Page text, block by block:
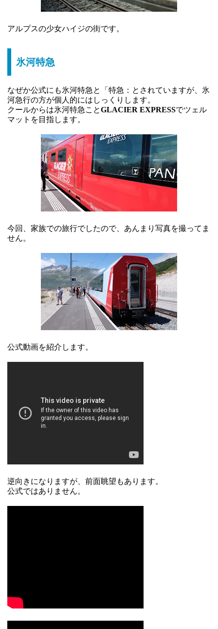
アルプスの少女ハイジの街です。
氷河特急
なぜか公式にも氷河特急と「特急：とされていますが、氷
河急行の方が個人的にはしっくりします。
クールからは氷河特急ことGLACIER EXPRESSでツェル
マットを目指します。
今回、家族での旅行でしたので、あんまり写真を撮ってま
せん。
公式動画を紹介します。
逆向きになりますが、前面眺望もあります。
公式ではありません。